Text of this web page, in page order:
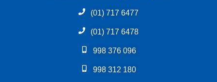
(01) 717 6477
(01) 717 6478
998 376 096
998 312 180